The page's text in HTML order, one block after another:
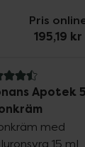
Pris
195,19 kr
5 i omdöme
Apotek
med
15 ml